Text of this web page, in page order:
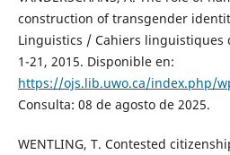
construction of transgender
Linguistics / Cahiers linguistiques
1-21, 2015. Disponible en:
https://ojs.lib.uwo.ca/index.php/
Consulta: 08 de agosto de 2025.
WENTLING, T. Contested